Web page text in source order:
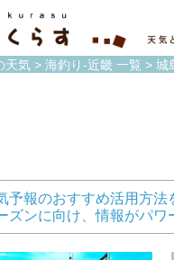
天気 > 海釣り-近畿 一覧 > 城
予報のおすすめ活用方法
ズンに向け、情報がパワ